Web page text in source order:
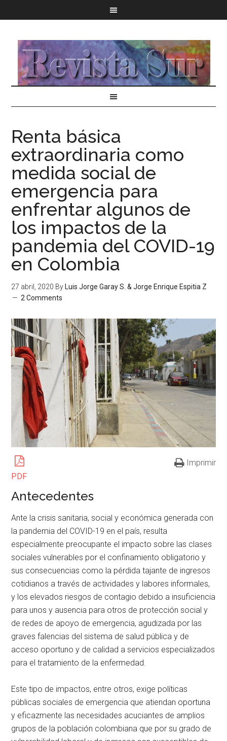
Renta básica
extraordinaria como
medida social de
emergencia para
enfrentar algunos de
los impactos de la
pandemia del COVID-19
en Colombia
27 abril, 2020 By Luis Jorge Garay S. & Jorge Enrique Espitia Z
2 Comments
PDF
Imprimir
Antecedentes
Ante la crisis sanitaria, social y económica generada con
la pandemia del COVID-19 en el país, resulta
especialmente preocupante el impacto sobre las clases
sociales vulnerables por el confinamiento obligatorio y
sus consecuencias como la pérdida tajante de ingresos
cotidianos a través de actividades y labores informales,
y los elevados riesgos de contagio debido a insuficiencia
para unos y ausencia para otros de protección social y
de redes de apoyo de emergencia, agudizada por las
graves falencias del sistema de salud pública y de
acceso oportuno y de calidad a servicios especializados
para el tratamiento de la enfermedad.
Este tipo de impactos, entre otros, exige políticas
públicas sociales de emergencia que atiendan oportuna
y eficazmente las necesidades acuciantes de amplios
grupos de la población colombiana que por su grado de